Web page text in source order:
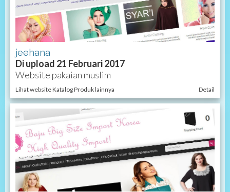
jeehana
Di upload 21 Februari 2017
Website pakaian muslim
Lihat website Katalog Produk lainnya Detail